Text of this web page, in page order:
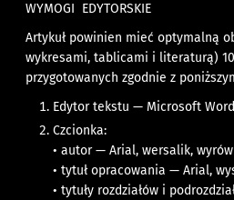
WYMOGI EDYTORSKIE
Artykuł powinien mieć optymalną
wykresami, tablicami i literatu­rą)
przygotowanych zgodnie z
Edytor tekstu — Microsoft
Czcionka:
• autor — Arial, wersalik,
• tytuł opracowania — Arial,
• tytuły rozdziałów i